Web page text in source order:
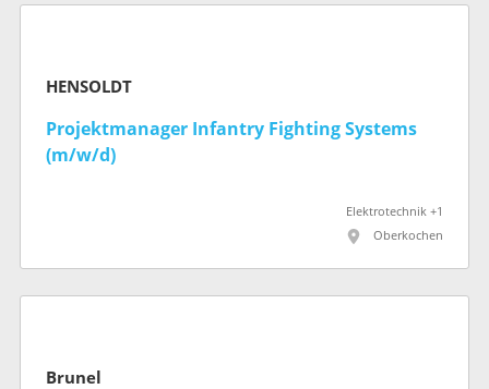
HENSOLDT
Projektmanager Infantry Fighting Systems
(m/w/d)
Elektrotechnik +1
Oberkochen
Brunel